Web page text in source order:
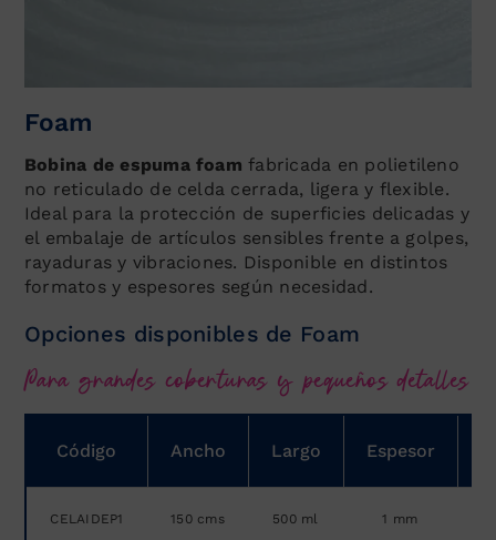
Foam
Bobina de espuma foam fabricada en polietileno
no reticulado de celda cerrada, ligera y flexible.
Ideal para la protección de superficies delicadas y
el embalaje de artículos sensibles frente a golpes,
rayaduras y vibraciones. Disponible en distintos
formatos y espesores según necesidad.
Opciones disponibles de Foam
Para grandes coberturas y pequeños detalles
Código Ancho Largo Espesor
CELAIDEP1 150 cms 500 ml 1 mm